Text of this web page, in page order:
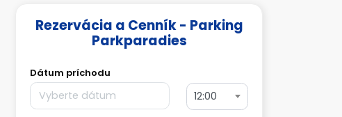
Rezervácia a Cenník - Parking
Parkparadies
Dátum príchodu
12:00